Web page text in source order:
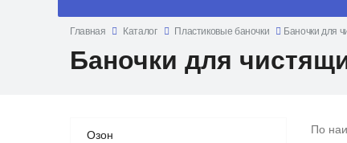
Главная Каталог Пластиковые баночки Баночки для
Баночки для
Озон По